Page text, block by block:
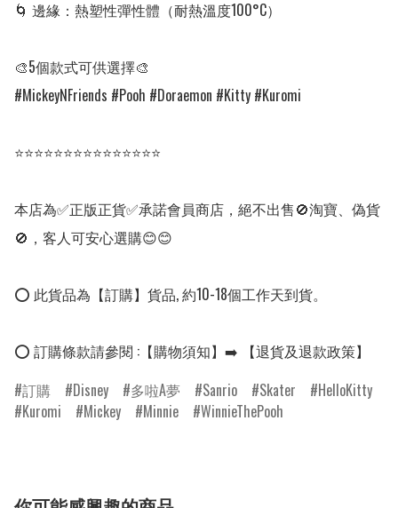
🌀 邊緣：熱塑性彈性體（耐熱溫度100°C）
🎨5個款式可供選擇🎨
#MickeyNFriends #Pooh #Doraemon #Kitty #Kuromi
⭐⭐⭐⭐⭐⭐⭐⭐⭐⭐⭐⭐⭐⭐⭐
本店為✅正版正貨✅承諾會員商店，絕不出售🚫淘寶、偽貨
🚫，客人可安心選購😊😊
⭕ 此貨品為【訂購】貨品, 約10-18個工作天到貨。
⭕ 訂購條款請參閱 :【購物須知】➡️ 【退貨及退款政策】
訂購
Disney 多啦A夢 Sanrio Skater
HelloKitty
Kuromi
Mickey Minnie WinnieThePooh